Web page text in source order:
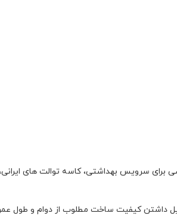
سرویس بهداشتی، کاسه توالت های
داشتن کیفیت ساخت مطلوب از دوام و طول عمر